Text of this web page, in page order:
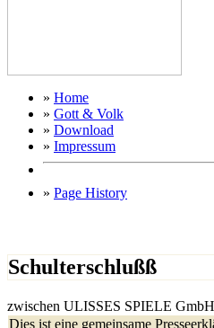
» Home
» Gott & Volk
» Download
» Impressum
» Page History
Schulterschlußß
zwischen ULISSES SPIELE
Dies ist eine gemeinsame